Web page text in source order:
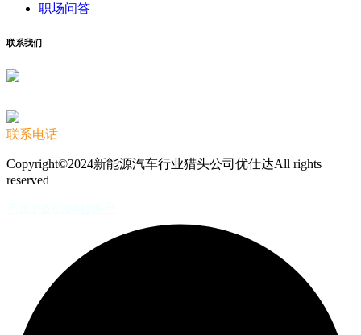
职场问答
联系我们
联系电话
Copyright©2024新能源汽车行业猎头公司优仕达All rights
reserved